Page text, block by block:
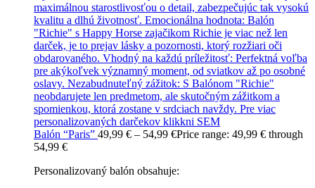
Balón “Paris” 49,99 € – 54,99 €Price range: 49,99 € through
54,99 €
Personalizovaný balón obsahuje: